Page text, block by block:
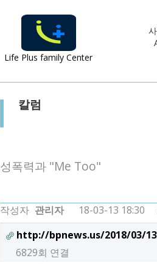
Life Plus family Center
칼럼
성폭력과 "Me Too"
작성자 관리자 18-03-13 18:30
http://bpnews.us/2018/03/13/
6829회 연결